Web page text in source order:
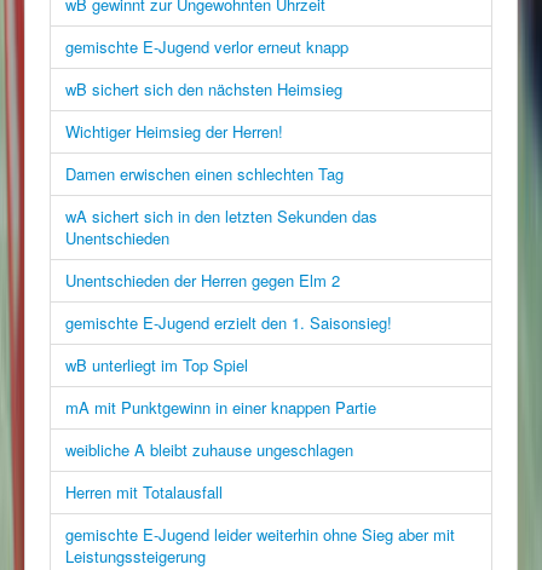
wB gewinnt zur Ungewohnten Uhrzeit
gemischte E-Jugend verlor erneut knapp
wB sichert sich den nächsten Heimsieg
Wichtiger Heimsieg der Herren!
Damen erwischen einen schlechten Tag
wA sichert sich in den letzten Sekunden das
Unentschieden
Unentschieden der Herren gegen Elm 2
gemischte E-Jugend erzielt den 1. Saisonsieg!
wB unterliegt im Top Spiel
mA mit Punktgewinn in einer knappen Partie
weibliche A bleibt zuhause ungeschlagen
Herren mit Totalausfall
gemischte E-Jugend leider weiterhin ohne Sieg aber mit
Leistungssteigerung